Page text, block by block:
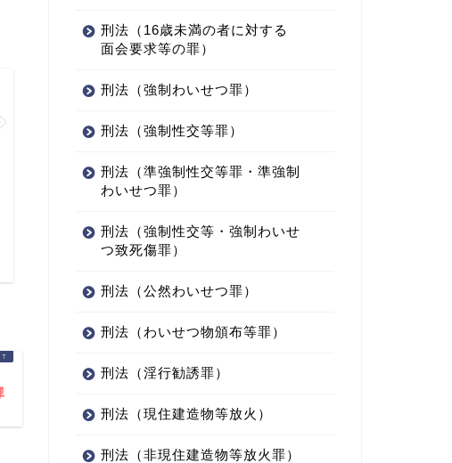
刑法（有印私文書偽造罪）
③「私文書偽造の「偽造」と
は？」を説明
用した場合の文書偽造罪の成...
刑法（16歳未満の者に対する
面会要求等の罪）
刑法（強制わいせつ罪）
刑法（強制性交等罪）
刑法（準強制性交等罪・準強制
わいせつ罪）
刑法（強制性交等・強制わいせ
つ致死傷罪）
刑法（公然わいせつ罪）
刑法（わいせつ物頒布等罪）
刑法（淫行勧誘罪）
刑法（現住建造物等放火）
刑法（非現住建造物等放火罪）